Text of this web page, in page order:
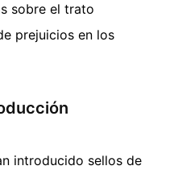
sobre el trato
prejuicios en los
introducido sellos de